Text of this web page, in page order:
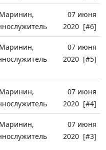
07 июня
2020 [#6]
07 июня
2020 [#5]
07 июня
2020 [#4]
07 июня
2020 [#3]